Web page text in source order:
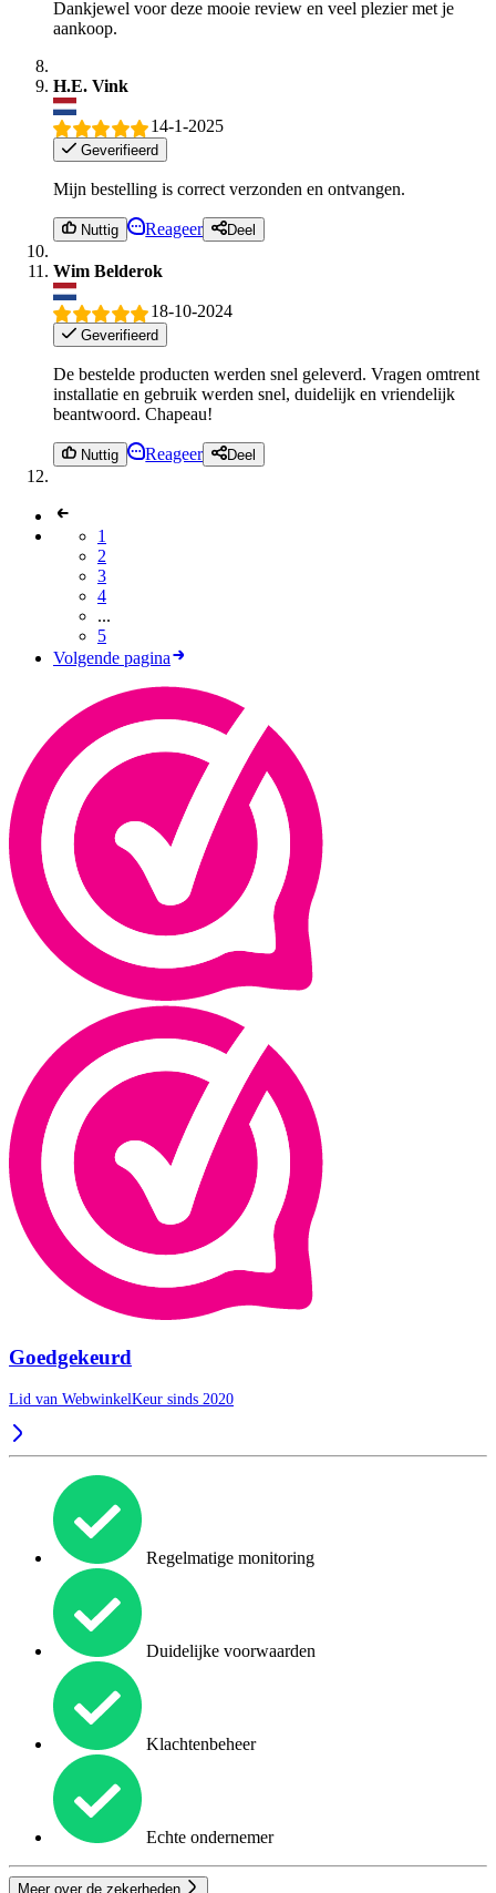
Dankjewel voor deze mooie review en veel plezier met je
aankoop.
H.E. Vink
14-1-2025
Geverifieerd
Mijn bestelling is correct verzonden en ontvangen.
Nuttig Reageer Deel
Wim Belderok
18-10-2024
Geverifieerd
De bestelde producten werden snel geleverd. Vragen omtrent
installatie en gebruik werden snel, duidelijk en vriendelijk
beantwoord. Chapeau!
Nuttig Reageer Deel
1
2
3
4
...
5
Volgende pagina
Goedgekeurd
Lid van WebwinkelKeur sinds 2020
Regelmatige monitoring
Duidelijke voorwaarden
Klachtenbeheer
Echte ondernemer
Meer over de zekerheden